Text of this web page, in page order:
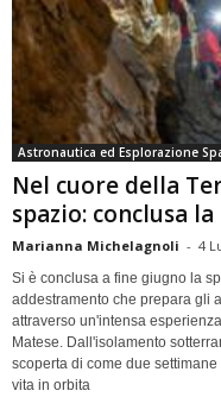
Astronautica ed Esplorazione
Nel cuore della
spazio: conclusa
Marianna Michelagnoli - 4
Si è conclusa a fine giugno la
addestramento che prepara gli
attraverso un'intensa
Matese. Dall'isolamento
scoperta di come due
vita in orbita